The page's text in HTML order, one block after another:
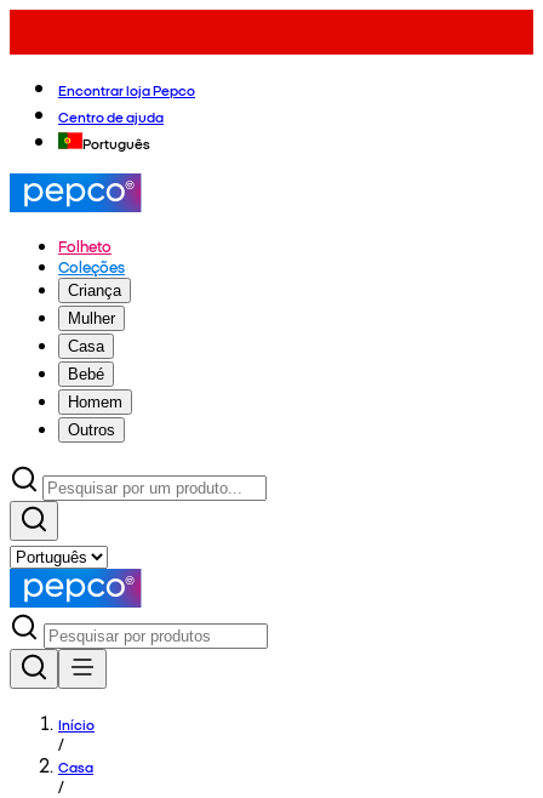
Encontrar loja Pepco
Centro de ajuda
Português
Folheto
Coleções
Criança
Mulher
Casa
Bebé
Homem
Outros
Início
/
Casa
/